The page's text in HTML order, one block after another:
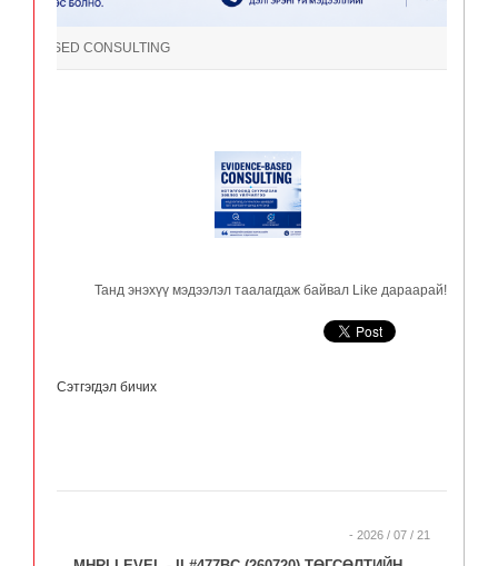
BASED CONSULTING
Танд энэхүү мэдээлэл таалагдаж байвал Like дараарай!
Сэтгэгдэл бичих
- 2026 / 07 / 21